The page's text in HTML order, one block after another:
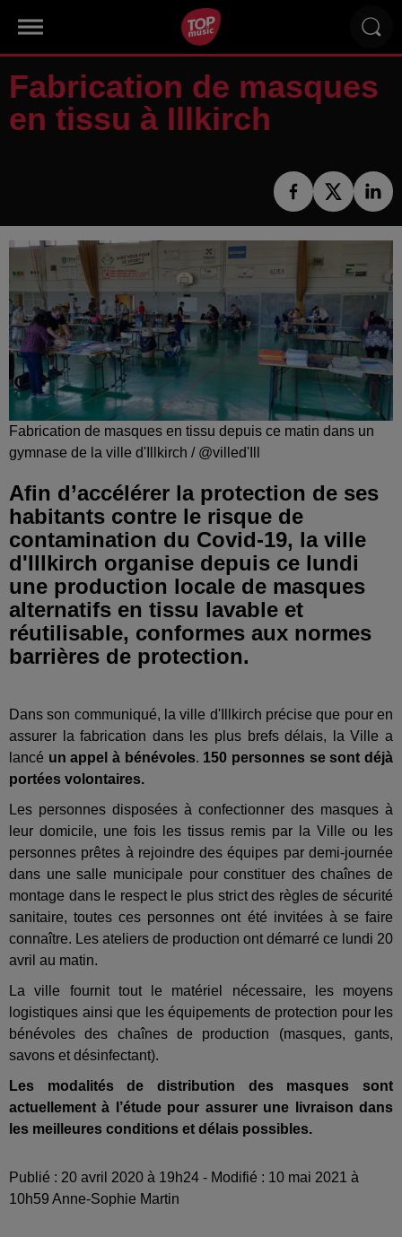
Fabrication de masques
en tissu à Illkirch
Fabrication de masques en tissu depuis ce matin dans un
gymnase de la ville d'Illkirch / @villed'Ill
Afin d’accélérer la protection de ses
habitants contre le risque de
contamination du Covid-19, la ville
d'Illkirch organise depuis ce lundi
une production locale de masques
alternatifs en tissu lavable et
réutilisable, conformes aux normes
barrières de protection.
Dans son communiqué, la ville d'Illkirch précise que pour en
assurer la fabrication dans les plus brefs délais, la Ville a
lancé un appel à bénévoles. 150 personnes se sont déjà
portées volontaires.
Les personnes disposées à confectionner des masques à
leur domicile, une fois les tissus remis par la Ville ou les
personnes prêtes à rejoindre des équipes par demi-journée
dans une salle municipale pour constituer des chaînes de
montage dans le respect le plus strict des règles de sécurité
sanitaire, toutes ces personnes ont été invitées à se faire
connaître. Les ateliers de production ont démarré ce lundi 20
avril au matin.
La ville fournit tout le matériel nécessaire, les moyens
logistiques ainsi que les équipements de protection pour les
bénévoles des chaînes de production (masques, gants,
savons et désinfectant).
Les modalités de distribution des masques sont
actuellement à l’étude pour assurer une livraison dans
les meilleures conditions et délais possibles.
Publié : 20 avril 2020 à 19h24 - Modifié : 10 mai 2021 à
10h59 Anne-Sophie Martin